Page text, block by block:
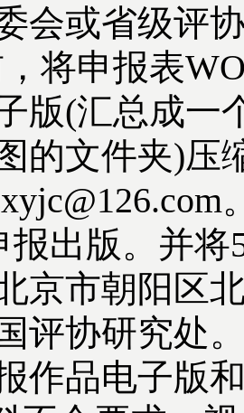
会或省级评
将申报表
版(汇总成一
的文件夹)压
报出版。并
京市朝阳区
评协研究处
品电子版和